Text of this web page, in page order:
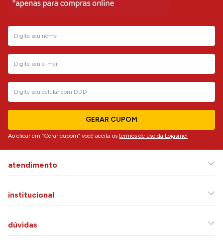
GERAR CUPOM
Ao clicar em “Gerar cupom” você aceita os termos de uso da Lojasmel
atendimento
institucional
dúvidas